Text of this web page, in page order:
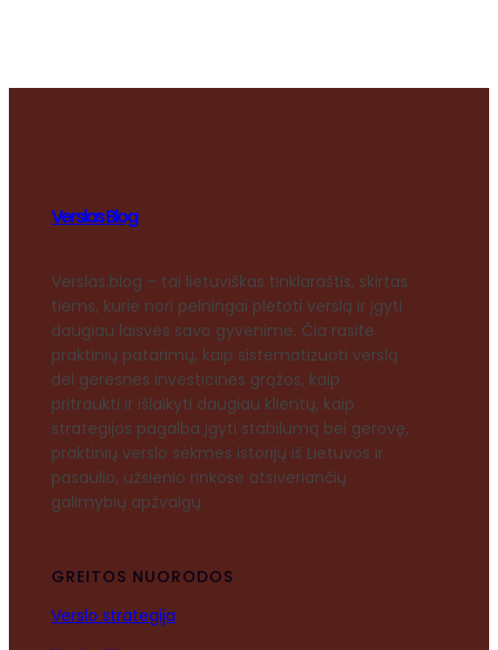
Verslas Blog
Verslas.blog – tai lietuviškas tinklaraštis, skirtas
tiems, kurie nori pelningai plėtoti verslą ir įgyti
daugiau laisvės savo gyvenime. Čia rasite
praktinių patarimų, kaip sistematizuoti verslą
dėl geresnės investicinės grąžos, kaip
pritraukti ir išlaikyti daugiau klientų, kaip
strategijos pagalba įgyti stabilumą bei gerovę,
praktinių verslo sėkmės istorijų iš Lietuvos ir
pasaulio, užsienio rinkose atsiveriančių
galimybių apžvalgų.
GREITOS NUORODOS
Verslo strategija